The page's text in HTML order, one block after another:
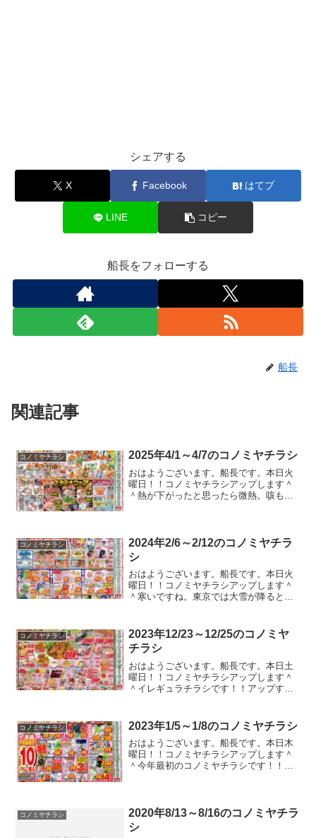
シェアする
X Facebook はてブ
LINE コピー
船長をフォローする
船長
関連記事
コノミヤチラシ 2025年4/1～4/7のコノミヤチラシ
おはようございます。船長です。本日火
曜日！！コノミヤチラシアップします＾
＾熱が下がったと思ったら微熱。咳も出
かけるし。。。人に移さな...
コノミヤチラシ
2024年2/6～2/12のコノミヤチラ
シ
おはようございます。船長です。本日火
曜日！！コノミヤチラシアップします＾
＾寒いですね。東京では大雪が降るとか
ったり、めっちゃ降ったって声もあった
り。実際のところはどうな...
コノミヤチラシ
2023年12/23～12/25のコノミヤ
チラシ
おはようございます。船長です。本日土
曜日！！コノミヤチラシアップします＾
＾イレギュラチラシです！！アップする
が入ってたのでコノミヤチラシ以外もア
ップしている本編ブログの...
コノミヤチラシ 2023年1/5～1/8のコノミヤチラシ
おはようございます。船長です。本日木
曜日！！コノミヤチラシアップします＾
＾今年最初のコノミヤチラシです！！あ
楽しみですね。それで...
コノミヤチラシ
2020年8/13～8/16のコノミヤチラ
シ